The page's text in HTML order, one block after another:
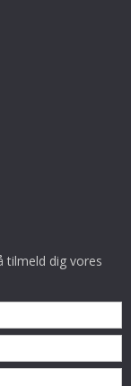
tilmeld dig vores